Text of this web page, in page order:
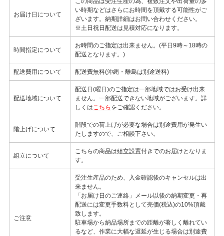
お届け日について
い時期などはさらにお時間を頂戴する可能性がご
ざいます。納期詳細はお問い合わせください。
※土日祝日配送は見積対応になります。
時間指定について
お時間のご指定は出来ません。(平日9時～18時の
配送となります。)
配送費用について 配送費無料(沖縄・離島は別途送料)
配送地域について
配送日(曜日)のご指定は一部地域ではお受け出来
ません。一部配送できない地域がございます。詳
しくはこちら をご確認ください。
階上げについて
階段での荷上げが必要な場合は別途費用が発生い
たしますので、ご相談下さい。
組立について
こちらの商品は組立設置付きでのお届けとなりま
す。
ご注意
受注生産品のため、入金確認後のキャンセルは出
来ません。
「お届け日のご連絡」メール以後の納期変更・再
配送には変更手数料として売価(税込)の10%頂戴
致します。
駐車場から納品場所までの距離が著しく離れてい
るなど、作業に大幅な遅延が生じる場合は別途費